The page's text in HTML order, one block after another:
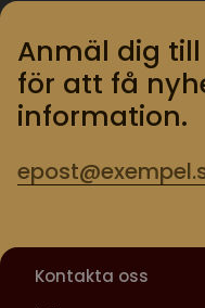
Anmäl dig
för att få
information.
Kontakta oss